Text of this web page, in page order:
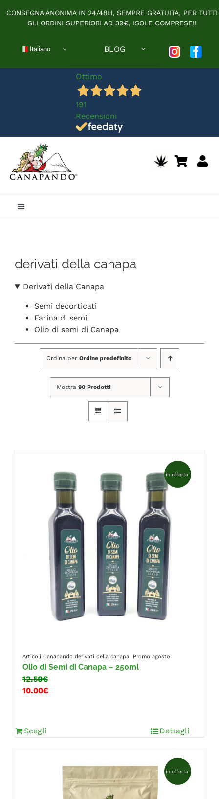
contenuto
CONSEGNA ANONIMA IN 24/48H, SEMPRE GRATUITA, PER TUTTI
GLI ORDINI SUPERIORI AD 39€, ISOLE COMPRESE!!
Italiano BLOG
Ottimo
191
Recensioni
Toggle
SHOP ONLINE
DELIVERY ROMA
RIVENDITORI
derivati della canapa
Derivati della Canapa
Semi decorticati
Farina di semi
Olio di semi di Canapa
Ordina per Ordine predefinito
Mostra 90 Prodotti
in offerta!
Articoli Canapando derivati della canapa Promo agosto
Olio di Semi di Canapa – 250ml
12.50€
10.00€
Scegli Dettagli
in offerta!